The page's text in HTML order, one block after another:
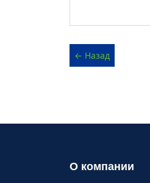
О компании